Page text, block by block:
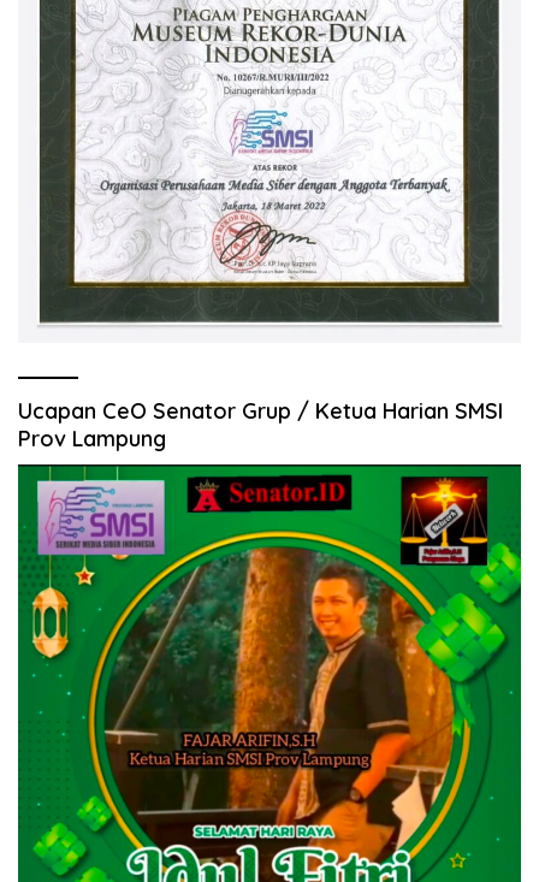
Ucapan CeO Senator Grup / Ketua Harian SMSI
Prov Lampung